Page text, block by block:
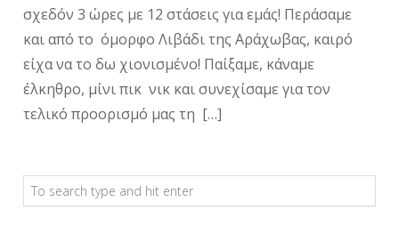
σχεδόν 3 ώρες με 12 στάσεις για εμάς! Περάσαμε
και από το όμορφο Λιβάδι της Αράχωβας, καιρό
είχα να το δω χιονισμένο! Παίξαμε, κάναμε
έλκηθρο, μίνι πικ νικ και συνεχίσαμε για τον
τελικό προορισμό μας τη […]